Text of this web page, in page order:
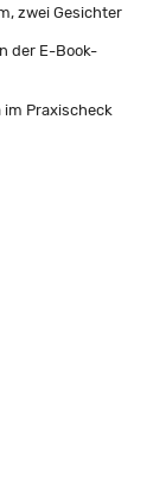
zwei Gesichter
der E-Book-
im Praxischeck